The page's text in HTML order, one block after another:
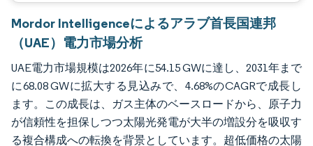
Mordor Intelligenceによるアラブ首長国連邦
（UAE）電力市場分析
UAE電力市場規模は2026年に54.15 GWに達し、2031年まで
に68.08 GWに拡大する見込みで、4.68%のCAGRで成長し
ます。この成長は、ガス主体のベースロードから、原子力
が信頼性を担保しつつ太陽光発電が大半の増設分を吸収す
る複合構成への転換を背景としています。超低価格の太陽